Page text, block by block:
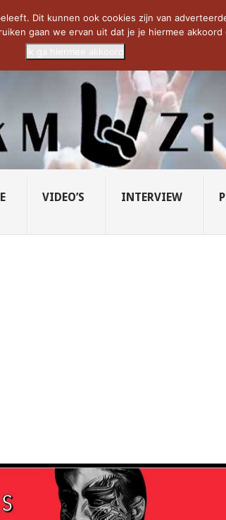
LIONS – U... SAVATAGE KOMT TERUG IN 0...
VIDEO’S INTERVIEW
Dit kunnen ook cookies zijn van
gaan we ervan uit dat je je hiermee akkoord
Ik ga hiermee akkoord